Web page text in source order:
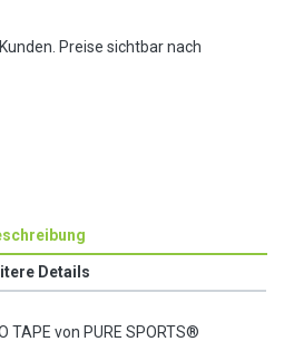
Preise sichtbar nach
Details
TAPE von PURE SPORTS®